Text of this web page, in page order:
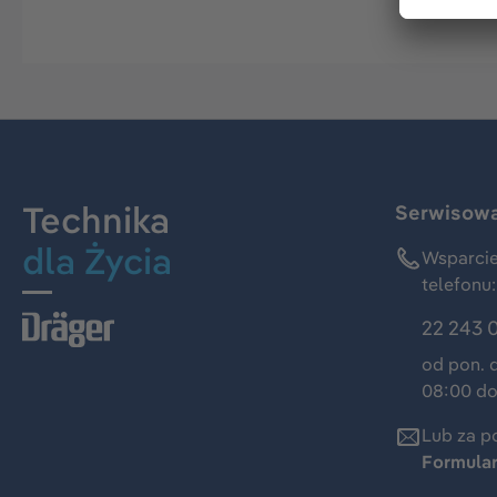
Technika
dla Życia
telefonu:
22 243
od pon.
08:00
Lub za